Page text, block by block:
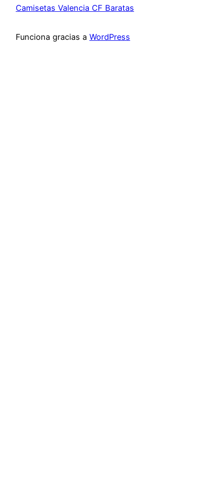
Camisetas Valencia CF Baratas
Funciona gracias a WordPress